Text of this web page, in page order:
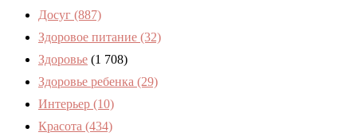
Досуг (887)
Здоровое питание (32)
Здоровье (1 708)
Здоровье ребенка (29)
Интерьер (10)
Красота (434)